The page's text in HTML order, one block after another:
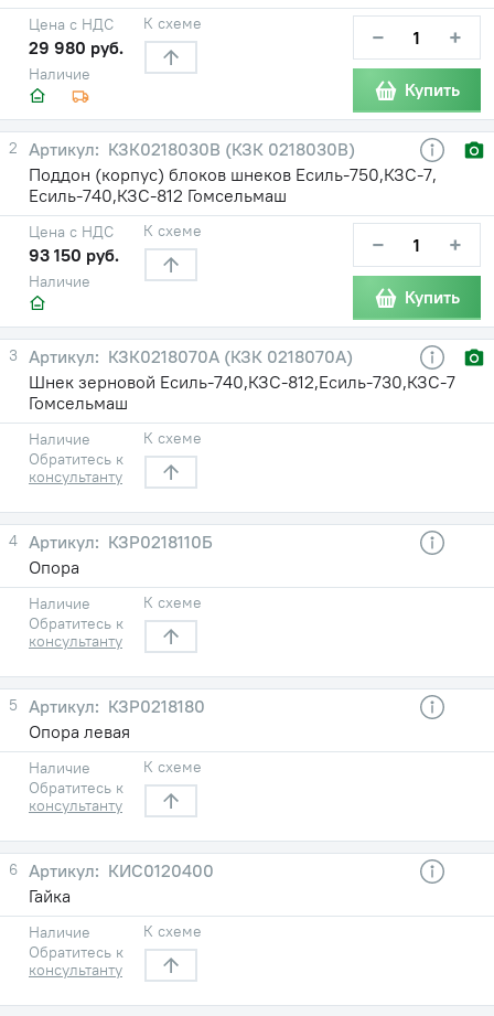
Наличие
Цена с НДС
29 980 руб.
К схеме − +
Купить
2
КЗК0218030В (КЗК 0218030В)
Поддон (корпус) блоков шнеков Есиль-750,КЗС-7,
Есиль-740,КЗС-812 Гомсельмаш
Наличие
Цена с НДС
93 150 руб.
К схеме − +
Купить
3
КЗК0218070А (КЗК 0218070А)
Шнек зерновой Есиль-740,КЗС-812,Есиль-730,КЗС-7
Гомсельмаш
Наличие
Обратитесь к
консультанту
К схеме
4
КЗР0218110Б
Опора
Наличие
Обратитесь к
консультанту
К схеме
5
КЗР0218180
Опора левая
Наличие
Обратитесь к
консультанту
К схеме
6
КИС0120400
Гайка
Наличие
Обратитесь к
консультанту
К схеме